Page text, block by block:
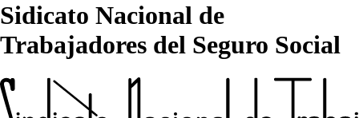
Sidicato Nacional de
Trabajadores del Seguro Social